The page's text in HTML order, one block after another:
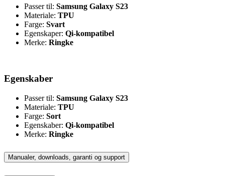
Passer til: Samsung Galaxy S23
Materiale: TPU
Farge: Svart
Egenskaper: Qi-kompatibel
Merke: Ringke
Egenskaber
Passer til: Samsung Galaxy S23
Materiale: TPU
Farge: Sort
Egenskaber: Qi-kompatibel
Merke: Ringke
Manualer, downloads, garanti og support